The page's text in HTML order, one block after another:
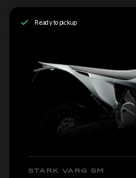
Ready to pickup
STARK VARG SM